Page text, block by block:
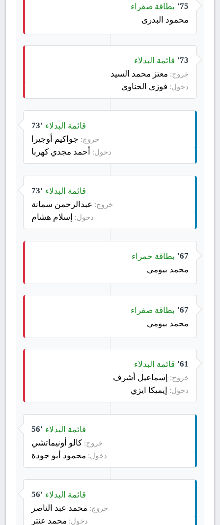
75'
بطاقة صفراء
محمود البدرى
73' قائمة البدلاء
خروج: معتز محمد السيد
دخول: فوزى الحناوى
73' قائمة البدلاء
خروج: جواكيم أوجيرا
دخول: أحمد مجدي كهربا
73' قائمة البدلاء
خروج: عبدالرحمن سمانة
دخول: إسلام هشام
67' بطاقة حمراء
محمد بيومي
67' بطاقة صفراء
محمد بيومي
61' قائمة البدلاء
خروج: إسماعيل أشرف
دخول: إيميكا ايزي
56' قائمة البدلاء
خروج: كالو أونيماتشي
دخول: محمود أبو جودة
56' قائمة البدلاء
خروج: محمد عبد الناصر
دخول: محمد عنتر